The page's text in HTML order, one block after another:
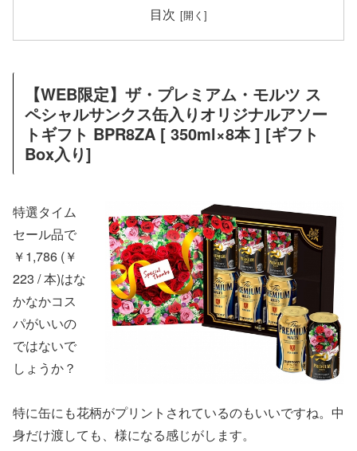
目次
【WEB限定】ザ・プレミアム・モルツ ス
ペシャルサンクス缶入りオリジナルアソー
トギフト BPR8ZA [ 350ml×8本 ] [ギフト
Box入り]
特選タイム
セール品で
￥1,786 (￥
223 / 本)はな
かなかコス
パがいいの
ではないで
しょうか？
特に缶にも花柄がプリントされているのもいいですね。中
身だけ渡しても、様になる感じがします。